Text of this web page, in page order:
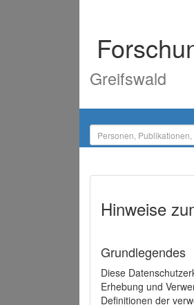
Greifswald
Hinweise
Grundlegendes
Diese
Erhebung und
Definitionen der